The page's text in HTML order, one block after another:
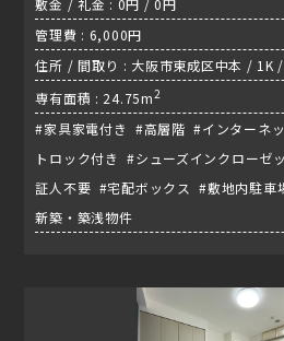
敷金 / 礼金 : 0円 / 0円
管理費 : 6,000円
住所 / 間取り : 大阪市東成区中本 / 1K /
専有面積 : 24.75m2
#家具家電付き #高層階 #インターネ
トロック付き #シューズインクロー
証人不要 #宅配ボックス #敷地内駐
新築・築浅物件